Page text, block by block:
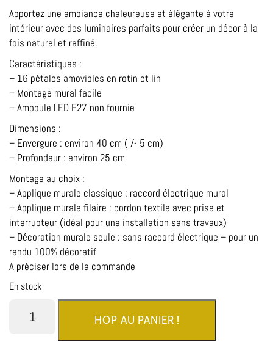
Apportez une ambiance chaleureuse et élégante à votre
intérieur avec des luminaires parfaits pour créer un décor à la
fois naturel et raffiné.
Caractéristiques :
– 16 pétales amovibles en rotin et lin
– Montage mural facile
– Ampoule LED E27 non fournie
Dimensions :
– Envergure : environ 40 cm ( /- 5 cm)
– Profondeur : environ 25 cm
Montage au choix :
– Applique murale classique : raccord électrique mural
– Applique murale filaire : cordon textile avec prise et
interrupteur (idéal pour une installation sans travaux)
– Décoration murale seule : sans raccord électrique – pour un
rendu 100% décoratif
A préciser lors de la commande
En stock
HOP AU PANIER !